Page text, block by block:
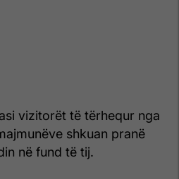
vizitorët të tërhequr nga
shkuan pranë
në fund të tij.